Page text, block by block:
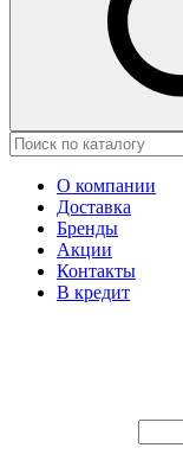
О компании
Доставка
Бренды
Акции
Контакты
В кредит